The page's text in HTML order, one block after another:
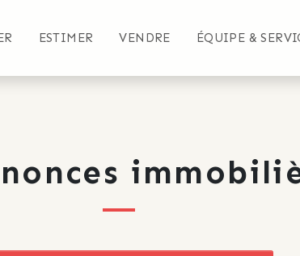
ESTIMER VENDRE ÉQUIPE &